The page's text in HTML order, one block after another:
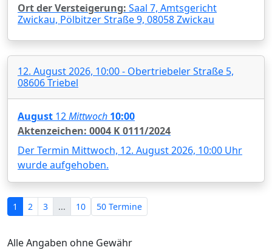
Ort der Versteigerung: Saal 7, Amtsgericht
Zwickau, Pölbitzer Straße 9, 08058 Zwickau
12. August 2026, 10:00 - Obertriebeler Straße 5,
08606 Triebel
August 12Mittwoch 10:00
Aktenzeichen: 0004 K 0111/2024
Der Termin Mittwoch, 12. August 2026, 10:00 Uhr
wurde aufgehoben.
1 2 3 ... 10 50 Termine
Alle Angaben ohne Gewähr